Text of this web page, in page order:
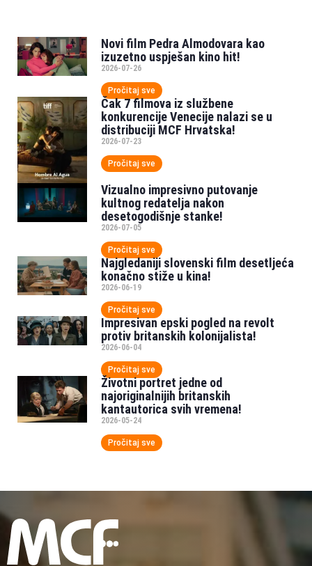
Novi film Pedra Almodovara kao
izuzetno uspješan kino hit!
2026-07-26
Pročitaj sve
Čak 7 filmova iz službene
konkurencije Venecije nalazi se u
distribuciji MCF Hrvatska!
2026-07-23
Pročitaj sve
Vizualno impresivno putovanje
kultnog redatelja nakon
desetogodišnje stanke!
2026-07-05
Pročitaj sve
Najgledaniji slovenski film desetljeća
konačno stiže u kina!
2026-06-19
Pročitaj sve
Impresivan epski pogled na revolt
protiv britanskih kolonijalista!
2026-06-04
Pročitaj sve
Životni portret jedne od
najoriginalnijih britanskih
kantautorica svih vremena!
2026-05-24
Pročitaj sve